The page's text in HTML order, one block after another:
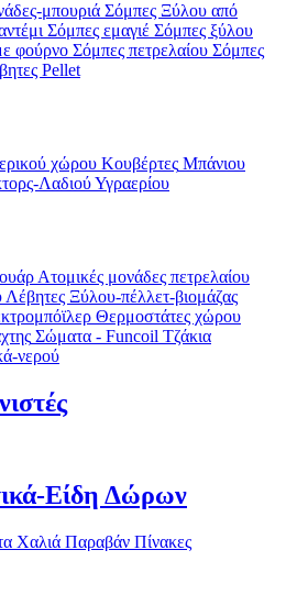
μπουριά Σόμπες Ξύλου από
Σόμπες εμαγιέ Σόμπες ξύλου
φούρνο Σόμπες πετρελαίου Σόμπες
Pellet
χώρου Κουβέρτες Μπάνιου
ΛαδιούΥγραερίου
Ατομικές μονάδες πετρελαίου
Λέβητες Ξύλου-πέλλετ-βιομάζας
Θερμοστάτες χώρου
Σώματα - Funcoil Τζάκια
νερού
Είδη Δώρων
Χαλιά Παραβάν Πίνακες